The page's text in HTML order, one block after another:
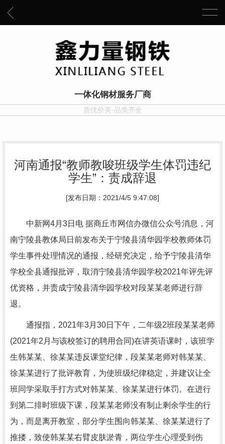
一体化钢材服务厂商
质优价美·品类齐全
河南通报“教师教唆班级学生体罚违纪
学生”：责成辞退
[发布日期：2021/4/5 9:47:08]
中新网4月3日电 据商丘市网信办微信公众号消息，河
南宁陵县教体局日前发布关于宁陵县清华园学校教师体罚
学生事件处理情况的通报，经研究决定，给予宁陵县清华
学校全县通报批评，取消宁陵县清华园学校2021年评先评
优资格，并责成宁陵县清华园学校对段某某老师进行辞
退。
通报指，2021年3月30日下午，二年级2班段某某老师
(2021年2月与该校签订的聘用合同)在讲英语课时，该班学
生韩某某、徐某某违反课堂纪律，段某某老师对韩某某、
徐某某进行了批评教育，为使班级纪律稳定，并建议让全
班同学采取手打方式对韩某某、徐某某进行体罚。在进行
到第二排时班级下课，段某某老师没有制止剩余学生的行
为，而是离开教室，部分学生围向韩某某、徐某某进行了
推搂，致使韩某某右臂皮肤淤青，两位学生心理受到伤